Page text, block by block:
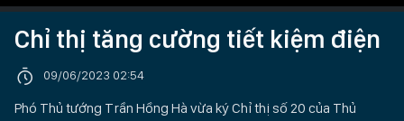
Chỉ thị tăng cường tiết kiệm điện
09/06/2023 02:54
Phó Thủ tướng Trần Hồng Hà vừa ký Chỉ thị số 20 của Thủ